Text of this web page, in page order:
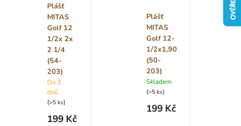
Plášť
MITAS
Golf 12
1/2x 2x
2 1/4
(54-
203)
Do 3
dnů
(>5 ks)
199 Kč
Plášť
MITAS
Golf 12-
1/2x1,90
(50-
203)
Skladem
(>5 ks)
199 Kč